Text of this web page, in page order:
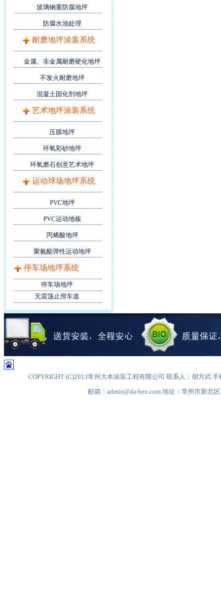
玻璃钢重防腐地坪
防腐水池处理
耐磨地坪涂装系统
金属、非金属耐磨硬化地坪
不发火耐磨地坪
混凝土固化剂地坪
艺术地坪涂装系统
压膜地坪
环氧彩砂地坪
环氧磨石创意艺术地坪
运动球场地坪系统
PVC地坪
PVC运动地板
丙烯酸地坪
聚氨酯弹性运动地坪
停车场地坪系统
停车场地坪
无震荡止滑车道
COPYRIGHT (C)2013常州大本涂装工程有限公司 联系人：胡方武
邮箱：admin@da-ben.com 地址：常州市新北